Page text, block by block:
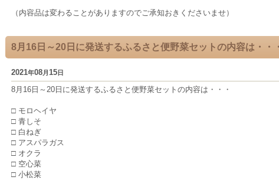
（内容品は変わることがありますのでご承知おきくださいませ）
8月16日～20日に発送するふるさと便野菜セットの内容は・・
2021年08月15日
8月16日～20日に発送するふるさと便野菜セットの内容は・・・
□ モロヘイヤ
□ 青しそ
□ 白ねぎ
□ アスパラガス
□ オクラ
□ 空心菜
□ 小松菜